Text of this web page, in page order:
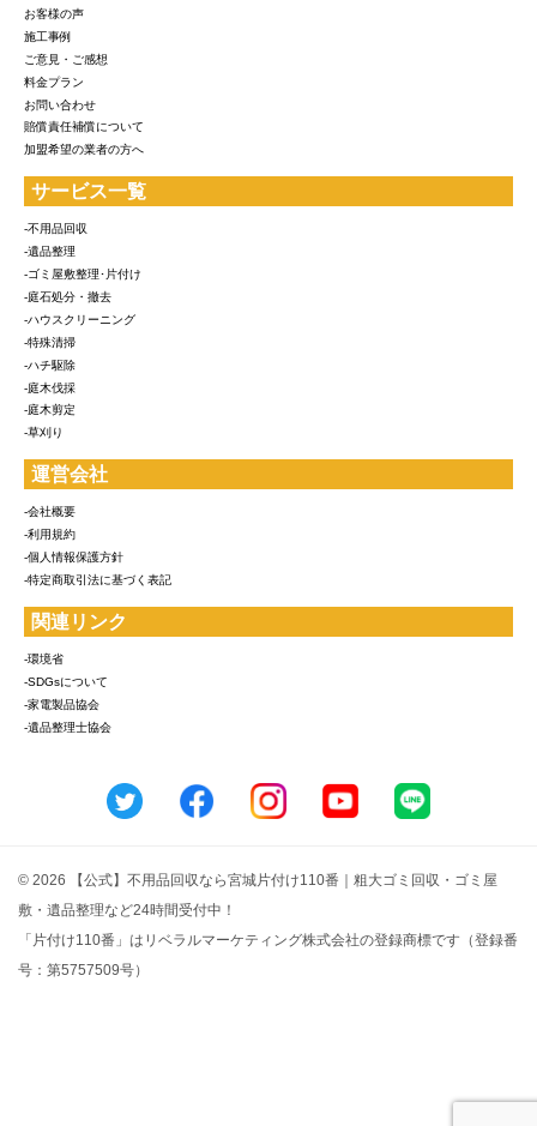
お客様の声
施工事例
ご意見・ご感想
料金プラン
お問い合わせ
賠償責任補償について
加盟希望の業者の方へ
サービス一覧
-不用品回収
-遺品整理
-ゴミ屋敷整理･片付け
-庭石処分・撤去
-ハウスクリーニング
-特殊清掃
-ハチ駆除
-庭木伐採
-庭木剪定
-草刈り
運営会社
-会社概要
-利用規約
-個人情報保護方針
-特定商取引法に基づく表記
関連リンク
-環境省
-SDGsについて
-家電製品協会
-遺品整理士協会
© 2026 【公式】不用品回収なら宮城片付け110番｜粗大ゴミ回収・ゴミ屋
敷・遺品整理など24時間受付中！
「片付け110番」はリベラルマーケティング株式会社の登録商標です（登録番
号：第5757509号）